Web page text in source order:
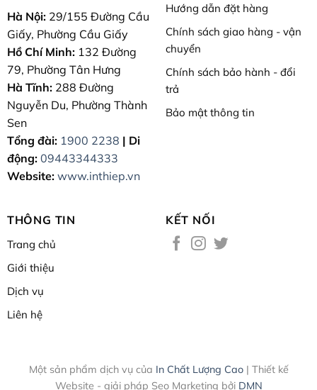
Hà Nội: 29/155 Đường Cầu
Giấy, Phường Cầu Giấy
Hồ Chí Minh:132 Đường
79, Phường Tân Hưng
Hà Tĩnh:288 Đường
Nguyễn Du, Phường Thành
Sen
Tổng đài: 1900 2238 | Di
động: 09443344333
Website: www.inthiep.vn
Hướng dẫn đặt hàng
Chính sách giao hàng - vận
chuyển
Chính sách bảo hành - đổi
trả
Bảo mật thông tin
THÔNG TIN
Trang chủ
Giới thiệu
Dịch vụ
Liên hệ
KẾT NỐI
Một sản phẩm dịch vụ của In Chất Lượng Cao| Thiết kế
Website - giải pháp Seo Marketing bởi DMN